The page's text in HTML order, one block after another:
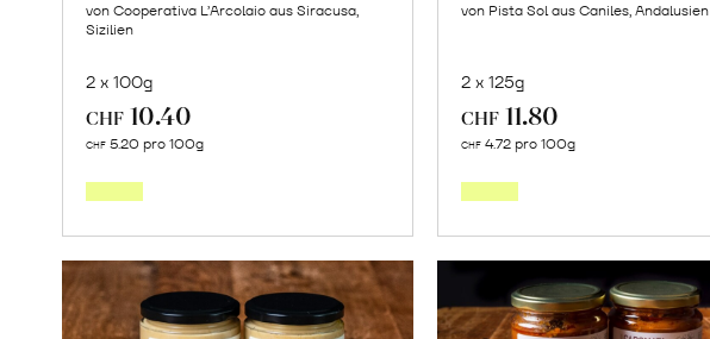
von Cooperativa L’Arcolaio aus Siracusa,
Sizilien
2 x 100g
CHF 10.40
CHF 5.20 pro 100g
von Pista Sol aus Caniles, Andalusien
2 x 125g
CHF 11.80
CHF 4.72 pro 100g